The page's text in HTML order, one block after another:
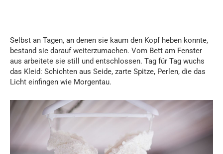
Selbst an Tagen, an denen sie kaum den Kopf heben konnte,
bestand sie darauf weiterzumachen. Vom Bett am Fenster
aus arbeitete sie still und entschlossen. Tag für Tag wuchs
das Kleid: Schichten aus Seide, zarte Spitze, Perlen, die das
Licht einfingen wie Morgentau.